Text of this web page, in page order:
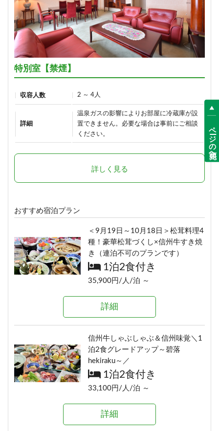
【早割60】60日前の予約で、通常
価格より1,000円OFF♪＜お日にち
限定＞
1泊2食付き
17,900円/人/泊 ～
詳細
【早割30】30日前の予約で、通常
価格より500円OFF♪＜お日にち限
定＞
選べる！地酒三種飲みくらべ【利
き酒セット付き】1泊2食プラン
1泊2食付き
19,900円/人/泊 ～
詳細
≪1泊朝食付きプラン≫自由気まま
にレイトチェックインOK♪
朝食のみ
14,500円/人/泊 ～
詳細
≪素泊りプラン≫23時までチェッ
クインOK！
ひすい色の温泉の熊の湯＼1泊2食
お試しプラン～萌葱moegi～／
1泊2食付き
15,700円/人/泊 ～
「りんごで育った信州牛」だけを
使った≪1泊2食最高級肉肉プラン
1泊2食付き
24,290円/人/泊 ～
ボリューム満点！変な肉プラン“肉
肉魚！？好きな料理を選べる”（連
泊不可のプランです）
1泊2食付き
詳細
信州の恵み！旨味たっぷりきのこ
料理《熊の湯信州茸づくしプラ
ン》
1泊2食付き
詳細
特別室【禁煙】
収容人数 2 ～ 4人
詳細
温泉ガスの影響によりお部屋に冷蔵庫が設
置できません。必要な場合は事前にご相談
ください。
詳しく見る
おすすめ宿泊プラン
＜9月19日～10月18日＞松茸料理4
種！豪華松茸づくし×信州牛すき焼
き（連泊不可のプランです）
1泊2食付き
35,900円/人/泊 ～
詳細
信州牛しゃぶしゃぶ＆信州味覚＼1
泊2食グレードアップ～碧落
hekiraku～／
1泊2食付き
33,100円/人/泊 ～
詳細
ページの先頭へ